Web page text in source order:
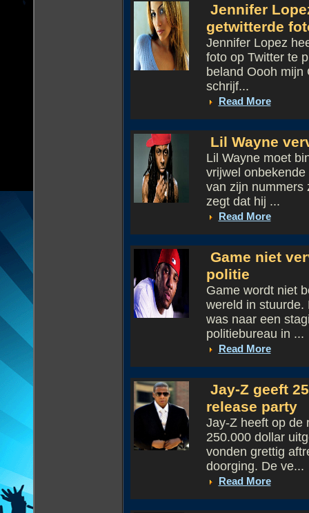
Jennifer
getwitterde
Jennifer Lopez
foto op Twitter te
beland Oooh mijn
schrijf...
Read More
Lil Wayne
Lil Wayne moet
vrijwel
van zijn nummers
zegt dat hij ...
Read More
Game niet
politie
Game wordt niet
wereld in stuurde.
was naar een
politiebureau in ...
Read More
Jay-Z geeft
release party
Jay-Z heeft op de
250.000 dollar
vonden grettig
doorging. De ve...
Read More